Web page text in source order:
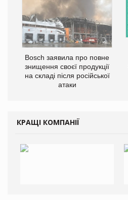
Bosch заявила про повне
знищення своєї продукції
на складі після російської
атаки
КРАЩІ КОМПАНІЇ